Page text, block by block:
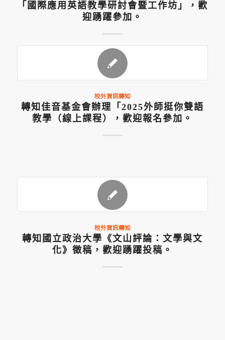
「國際應用英語教學研討會暨工作坊」，歡
迎踴躍參加。
校外資訊轉知
轉知佳音基金會辦理「2025外師挺你雙語
教學（線上課程），歡迎報名參加。
校外資訊轉知
轉知國立政治大學《文山評論：文學與文
化》徵稿，歡迎踴躍投稿。